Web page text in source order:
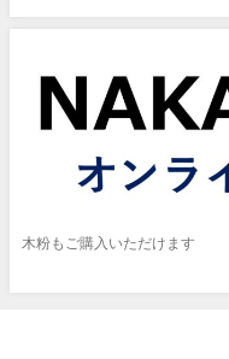
木粉もご購入いただけます